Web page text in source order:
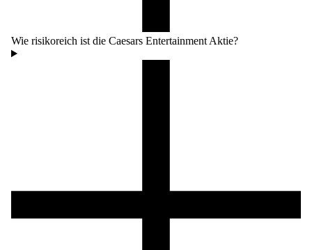
Wie risikoreich ist die Caesars Entertainment Aktie?